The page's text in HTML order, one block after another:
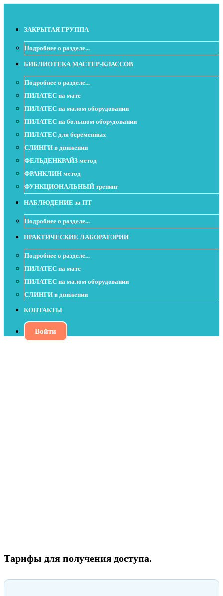
ЗАКРЫТАЯ ГРУППА
Подробнее о разделе...
БИБЛИОТЕКА МАСТЕР-КЛАССОВ
Подробнее о разделе...
ПИЛАТЕС на мате
ПИЛАТЕС на малом оборудовании
ПИЛАТЕС на большом оборудовании
ПИЛАТЕС для беременных
СЛИНГИ в движении
ФЕЛЬДЕНКРАЙЗ метод
ФРАНКЛИН метод
ФУНКЦИОНАЛЬНЫЙ тренинг
НАБЛЮДЕНИЕ за ПТ
Подробнее о разделе...
ПРАКТИЧЕСКИЕ ЛАБОРАТОРИИ
Подробнее о разделе...
ПИЛАТЕС на мате
ПИЛАТЕС на малом оборудовании
СЛИНГИ в движении
КОНТАКТЫ
Войти
Тарифы для получения доступа.